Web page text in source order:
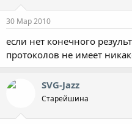
30 Мар 2010
если нет конечного
протоколов не имеет
SVG-Jazz
Старейшина